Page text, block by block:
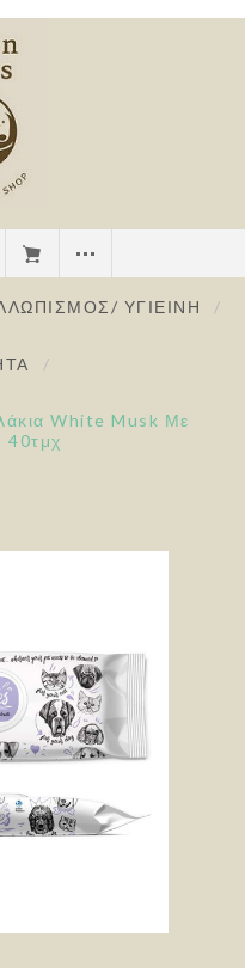
ΥΓΙΕΙΝΗ /
/
White Musk Με
40τμχ